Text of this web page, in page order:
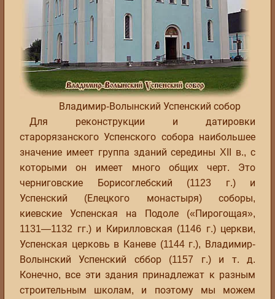
Владимир-Волынский Успенский собор
Для реконструкции и датировки
старорязанского Успенского собора наибольшее
значение имеет группа зданий середины XII в., с
которыми он имеет много общих черт. Это
черниговские Борисоглебский (1123 г.) и
Успенский (Елецкого монастыря) соборы,
киевские Успенская на Подоле («Пирогощая»,
1131—1132 гг.) и Кирилловская (1146 г.) церкви,
Успенская церковь в Каневе (1144 г.), Владимир-
Волынский Успенский сббор (1157 г.) и т. д.
Конечно, все эти здания принадлежат к разным
строительным школам, и поэтому мы можем